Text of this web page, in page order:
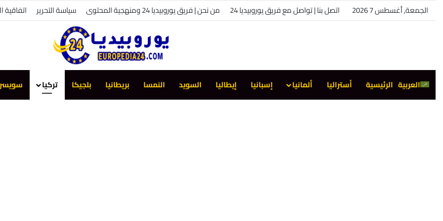
الجمعة, أغسطس 7 2026 اتصل بنا | تواصل مع فريق يوروبيديا 24 من نحن | فريق يوروبيديا 24 ومنهجية المحتوى سياسة التحرير اتفاقية
العربية الرئيسية أستراليا ألمانيا إسبانيا إيطاليا السويد النمسا بريطانيا بلجيكا تركيا